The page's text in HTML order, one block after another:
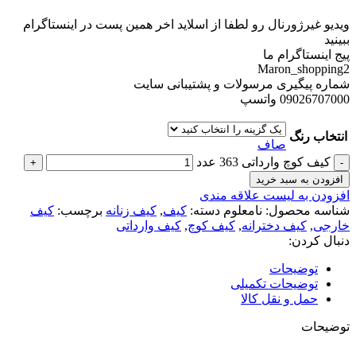
ویدیو غیرژورنال رو لطفا از اسلاید اخر همین پست در اینستاگرام
ببینید
پیج اینستاگرام ما
Maron_shopping2
شماره پیگیری مرسولات و پشتیبانی سایت
09026707000 واتسپ
انتخاب رنگ
صاف
کیف کوچ وارداتی 363 عدد
افزودن به سبد خرید
افزودن به لیست علاقه مندی
شناسه محصول: نامعلوم دسته: کیف, کیف زنانه برچسب: کیف
خارجی, کیف دخترانه, کیف کوچ, کیف وارداتی
دنبال کردن:
توضیحات
توضیحات تکمیلی
حمل و نقل کالا
توضیحات